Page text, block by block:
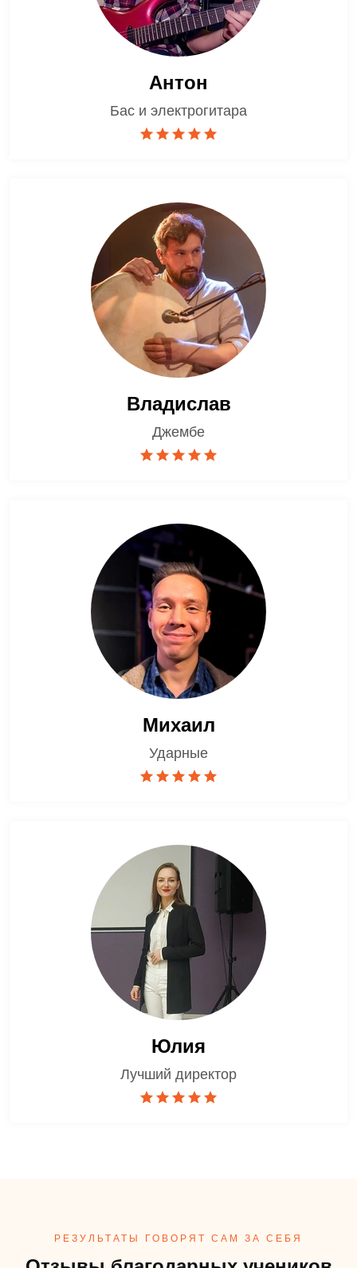
Антон
Бас и электрогитара
Владислав
Джембе
Михаил
Ударные
Юлия
Лучший директор
РЕЗУЛЬТАТЫ ГОВОРЯТ САМ ЗА СЕБЯ